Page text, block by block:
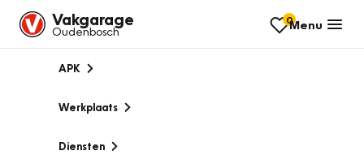
Vakgarage
Oudenbosch
0Menu
APK
Werkplaats
Diensten